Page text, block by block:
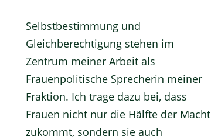
Selbstbestimmung und
Gleichberechtigung stehen im
Zentrum meiner Arbeit als
Frauenpolitische Sprecherin meiner
Fraktion. Ich trage dazu bei, dass
Frauen nicht nur die Hälfte der Macht
zukommt, sondern sie auch